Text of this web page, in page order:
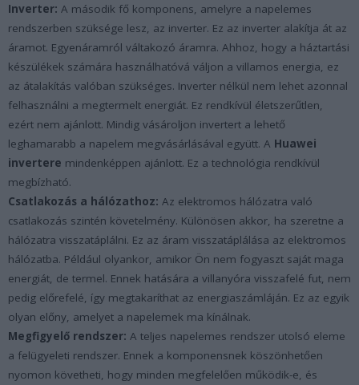
Inverter: A második fő komponens, amelyre a napelemes
rendszerben szüksége lesz, az inverter. Ez az inverter alakítja át az
áramot. Egyenáramról váltakozó áramra. Ahhoz, hogy a háztartási
készülékek számára használhatóvá váljon a villamos energia, ez
az átalakítás valóban szükséges. Inverter nélkül nem lehet azonnal
felhasználni a megtermelt energiát. Ez rendkívül életszerűtlen,
ezért nem ajánlott. Mindig vásároljon invertert a lehető
leghamarabb a napelem megvásárlásával együtt. A Huawei
invertere mindenképpen ajánlott. Ez a technológia rendkívül
megbízható.
Csatlakozás a hálózathoz: Az elektromos hálózatra való
csatlakozás szintén követelmény. Különösen akkor, ha szeretne a
hálózatra visszatáplálni. Ez az áram visszatáplálása az elektromos
hálózatba. Például olyankor, amikor Ön nem fogyaszt saját maga
energiát, de termel. Ennek hatására a villanyóra visszafelé fut, nem
pedig előrefelé, így megtakaríthat az energiaszámláján. Ez az egyik
olyan előny, amelyet a napelemek ma kínálnak.
Megfigyelő rendszer: A teljes napelemes rendszer utolsó eleme
a felügyeleti rendszer. Ennek a komponensnek köszönhetően
nyomon követheti, hogy minden megfelelően működik-e, és